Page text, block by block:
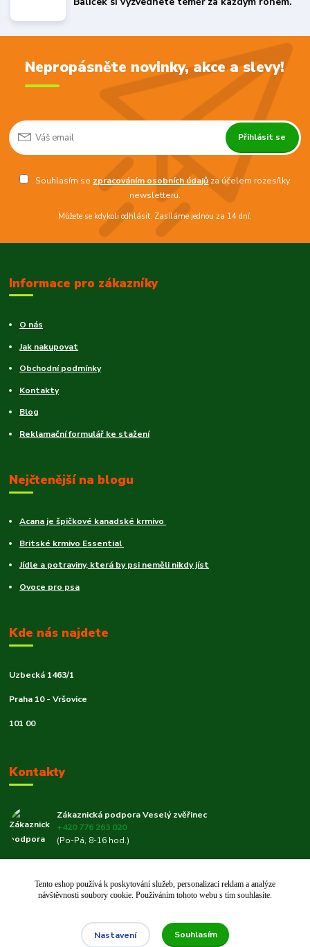
Nepropásněte novinky, akce a slevy!
Přihlásit se
Souhlasím se zpracováním osobních údajů za účelem rozesílky
newsletteru.
Můžete se kdykoli odhlásit. Zasíláme jednou za 14 dní.
Informace pro zákazníky
O nás
Jak nakupovat
Obchodní podmínky
Kontakty
Blog
Reklamační formulář ke stažení
Nejčtenější na blogu
Acana je špičkové kanadské krmivo
Britské krmivo Essential
Jídle a potraviny, která by psi neměli nikdy jíst
Ovoce pro psa
Kde nás najdete
Uzbecká 1463/1
Praha 10 - Vršovice
101 00
Kontakty
Zákaznická podpora Veselý zvěřinec
+420 776 263 020
(Po-Pá, 8-16 hod.)
Tento eshop používá k poskytování služeb, personalizaci reklam a analýze
návštěvnosti soubory cookie. Používáním tohoto webu s tím souhlasíte.
Nastavení Souhlasím